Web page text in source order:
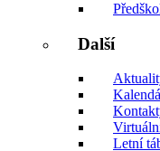
Další
Letní